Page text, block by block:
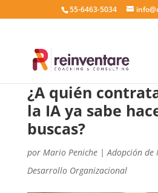
55-6463-5034
¿A quién
la IA ya sabe
buscas?
por Mario Peniche|Adopción
Desarrollo Organizacional